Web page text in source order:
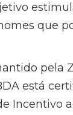
que
pela
está
Incentivo